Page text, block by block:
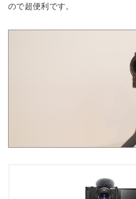
ので超便利です。